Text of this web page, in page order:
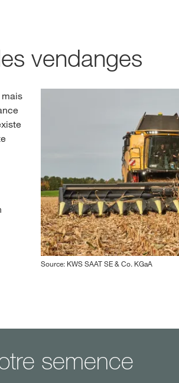
pour ce site dans votre pays :
vendanges
mais
Source: KWS SAAT SE & Co. KGaA
semence